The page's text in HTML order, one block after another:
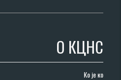
О КЦНС
Ко је ко